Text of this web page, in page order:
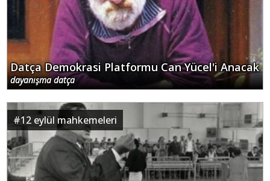
Datça Demokrasi Platformu Can Yücel'i Anacak
dayanışma datça
#12 eylül mahkemeleri